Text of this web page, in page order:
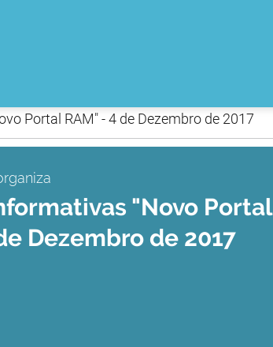
Portal RAM" - 4 de Dezembro de 2017
"Novo Portal
Dezembro de 2017